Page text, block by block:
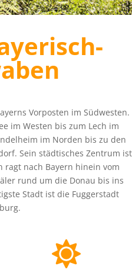
Vorposten im Südwesten.
im Westen bis zum Lech im
im Norden bis zu den
Sein städtisches Zentrum ist
ragt nach Bayern hinein vom
rund um die Donau bis ins
Stadt ist die Fuggerstadt